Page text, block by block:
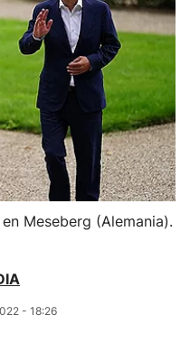
Meseberg (Alemania).
- 18:26